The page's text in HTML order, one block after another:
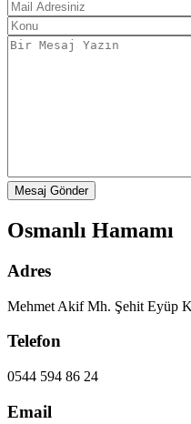
Osmanlı Hamamı
Adres
Mehmet Akif Mh. Şehit Eyüp
Telefon
0544 594 86 24
Email